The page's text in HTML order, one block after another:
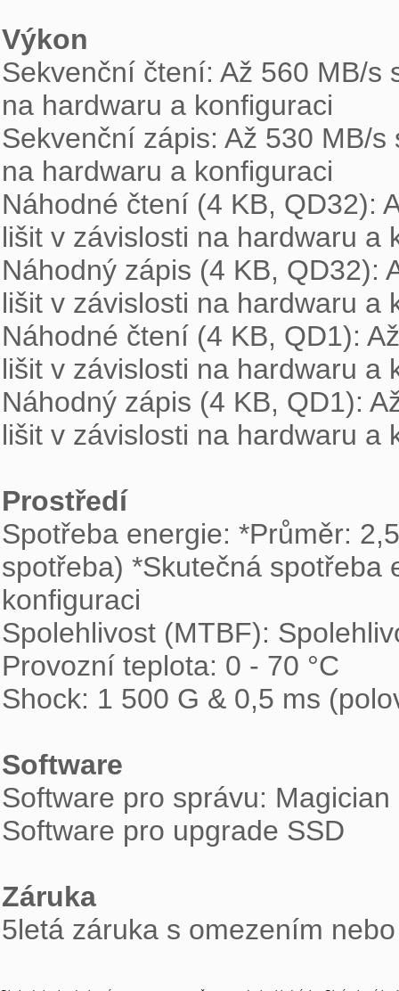
Výkon
Sekvenční čtení: Až 560 MB/s
na hardwaru a konfiguraci
Sekvenční zápis: Až 530 MB/
na hardwaru a konfiguraci
Náhodné čtení (4 KB, QD32):
lišit v závislosti na hardwaru a
Náhodný zápis (4 KB, QD32):
lišit v závislosti na hardwaru a
Náhodné čtení (4 KB, QD1):
lišit v závislosti na hardwaru a
Náhodný zápis (4 KB, QD1):
lišit v závislosti na hardwaru a
Prostředí
Spotřeba energie: *Průměr:
spotřeba) *Skutečná spotřeba
konfiguraci
Spolehlivost (MTBF):
Provozní teplota: 0 - 70 °C
Shock: 1 500 G & 0,5 ms
Software
Software pro správu:
Software pro upgrade SSD
Záruka
5letá záruka s omezením